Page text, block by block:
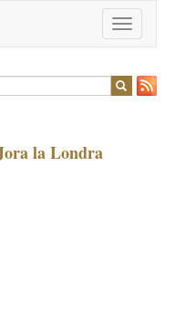
Toggle
navigation
la Londra